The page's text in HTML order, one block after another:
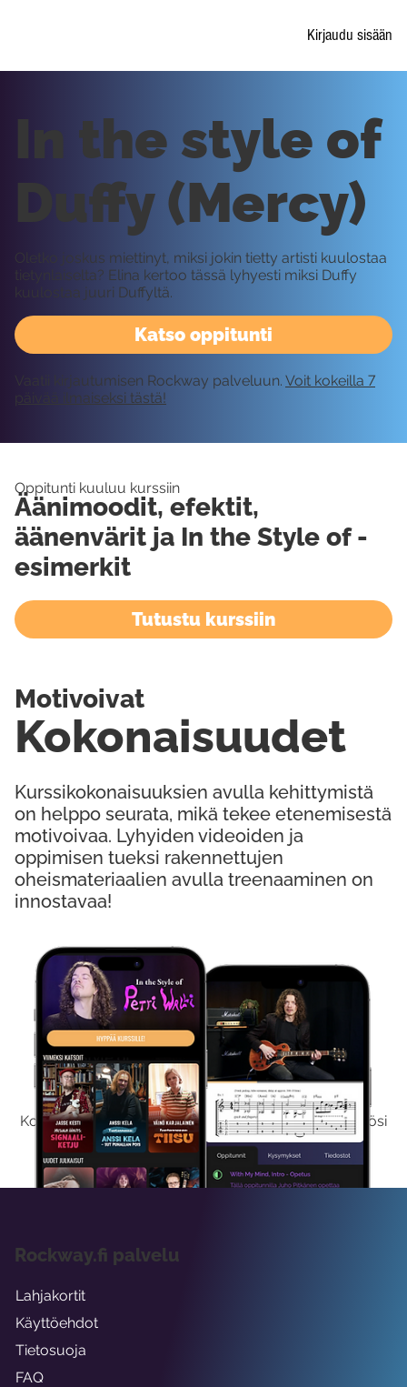
Kirjaudu sisään
Kokeile Ilmaiseksi
Kokeilemalla ilmaiseksi saat koko sisältömme käyttöösi
viikon ajaksi.
Katso oppitunti
In the style of
Duffy (Mercy)
Oletko joskus miettinyt, miksi jokin tietty artisti kuulostaa
tietynlaiselta? Elina kertoo tässä lyhyesti miksi Duffy
kuulostaa juuri Duffyltä.
Vaatii kirjautumisen Rockway palveluun. Voit kokeilla 7
päivää ilmaiseksi tästä!
Oppitunti kuuluu kurssiin
Äänimoodit, efektit,
äänenvärit ja In the Style of -
esimerkit
Tutustu kurssiin
Kurssikokonaisuuksien avulla kehittymistä
on helppo seurata, mikä tekee etenemisestä
motivoivaa. Lyhyiden videoiden ja
oppimisen tueksi rakennettujen
oheismateriaalien avulla treenaaminen on
innostavaa!
Kokonaisuudet
Motivoivat
Rockway.fi palvelu
Lahjakortit
Käyttöehdot
Tietosuoja
FAQ